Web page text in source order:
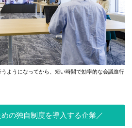
ようになってから、短い時間で効率的な会議進行
の独自制度を導入する企業